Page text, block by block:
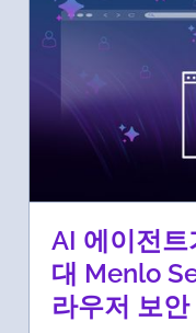
AI 에이전트
대 Menlo
라우저 보안